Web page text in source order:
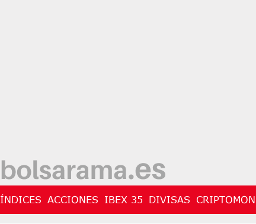
ÍNDICES ACCIONES IBEX 35 DIVISAS